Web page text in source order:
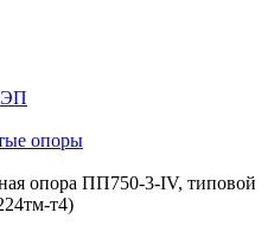
опоры
опора ПП750-3-IV, типовой
т4)